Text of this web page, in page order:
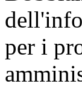
per i